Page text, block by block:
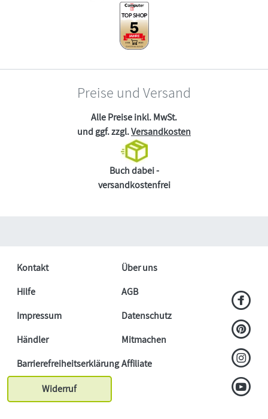
Preise und Versand
Alle Preise inkl. MwSt.
und ggf. zzgl.Versandkosten
Buch dabei -
versandkostenfrei
Kontakt
Über uns
Hilfe
AGB
Impressum
Datenschutz
Händler
Mitmachen
BarrierefreiheitserklärungAffiliate
Widerruf